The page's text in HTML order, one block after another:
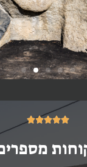





5/5